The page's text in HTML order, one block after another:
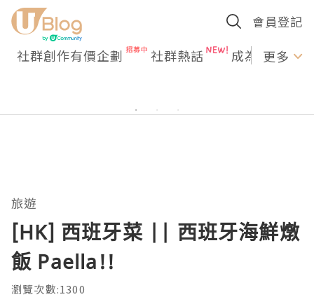
會員登記
社群創作有價企劃 社群熱話 成為U更多
旅遊
[HK] 西班牙菜 || 西班牙海鮮燉
飯 Paella!!
瀏覽次數:1300